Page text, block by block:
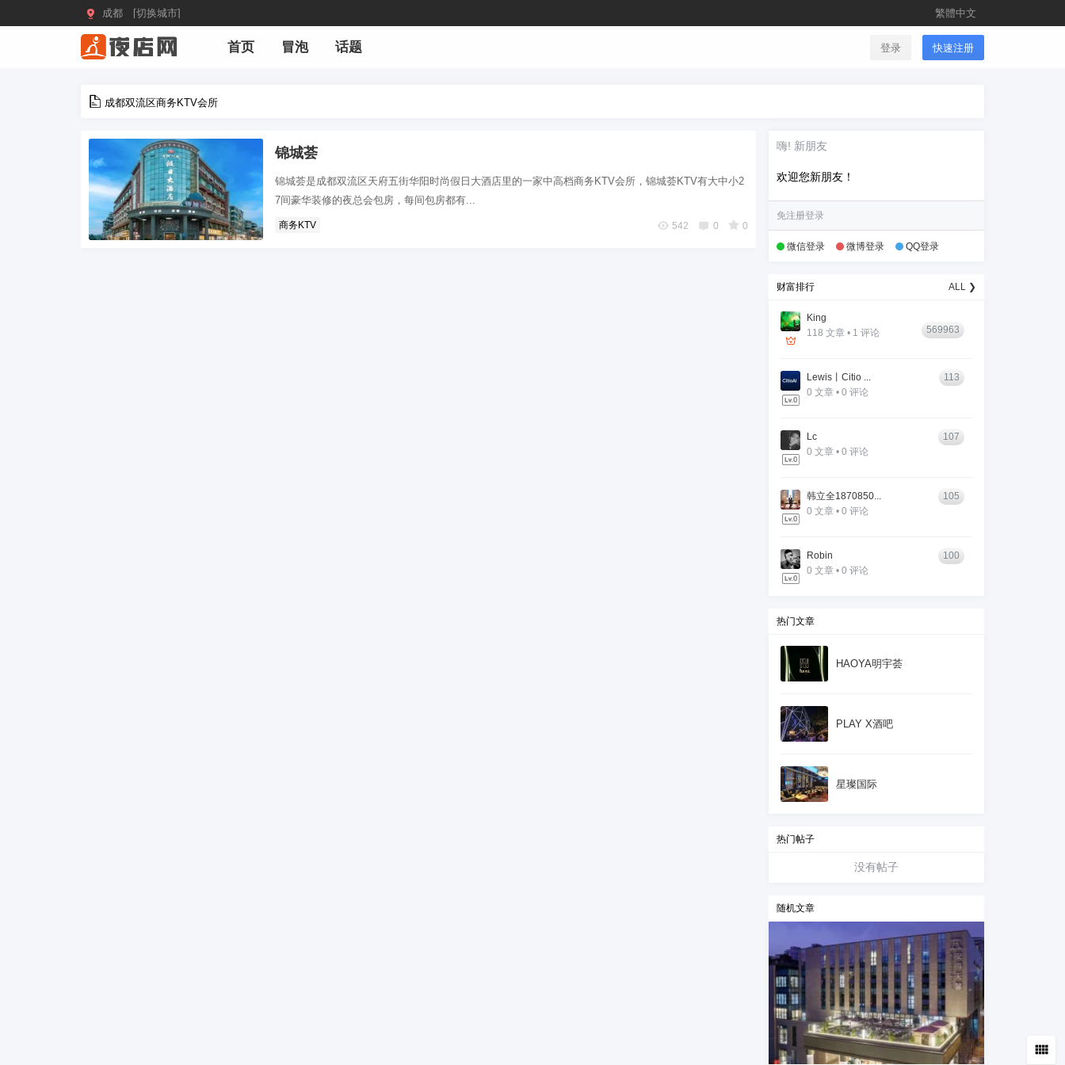
 成都 [切换城市] 繁體中文
首页 冒泡 话题 登录 快速注册
成都双流区商务KTV会所
锦城荟
锦城荟是成都双流区天府五街华阳时尚假日大酒店里的一家中高档商务KTV会所，锦城荟KTV有大中小2
7间豪华装修的夜总会包房，每间包房都有...
商务KTV 542 0 0
嗨! 新朋友
欢迎您新朋友！
免注册登录
微信登录 微博登录 QQ登录
财富排行 ALL ❯
King
118 文章 • 1 评论
569963
Lewis丨Citio ...
0 文章 • 0 评论
113
Lc
0 文章 • 0 评论
107
韩立全1870850...
0 文章 • 0 评论
105
Robin
0 文章 • 0 评论
100
热门文章
HAOYA明宇荟
PLAY X酒吧
星璨国际
热门帖子
没有帖子
随机文章